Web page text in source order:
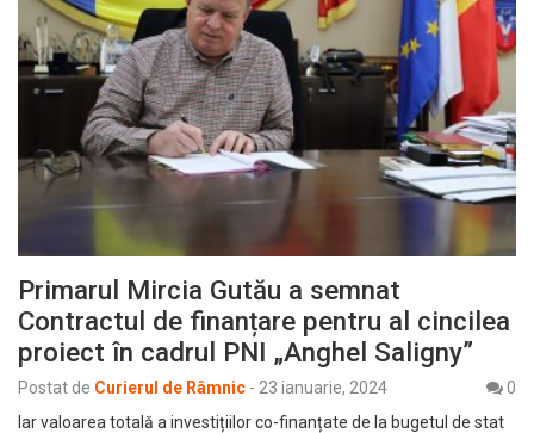
Primarul Mircia Gutău a semnat
Contractul de finanțare pentru al cincilea
proiect în cadrul PNI „Anghel Saligny”
Postat de Curierul de Râmnic - 23 ianuarie, 2024
0
Iar valoarea totală a investițiilor co-finanțate de la bugetul de stat